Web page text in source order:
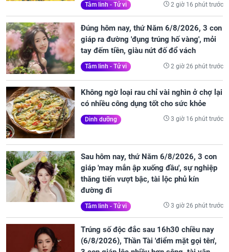
Tâm linh - Tử vi 2 giờ 16 phút trước
Đúng hôm nay, thứ Năm 6/8/2026, 3 con
giáp ra đường 'đụng trúng hố vàng', mỏi
tay đếm tiền, giàu nứt đố đổ vách
Tâm linh - Tử vi 2 giờ 26 phút trước
Không ngờ loại rau chỉ vài nghìn ở chợ lại
có nhiều công dụng tốt cho sức khỏe
Dinh dưỡng 3 giờ 16 phút trước
Sau hôm nay, thứ Năm 6/8/2026, 3 con
giáp 'may mắn ập xuống đầu', sự nghiệp
thăng tiến vượt bậc, tài lộc phủ kín
đường đi
Tâm linh - Tử vi 3 giờ 26 phút trước
Trúng số độc đắc sau 16h30 chiều nay
(6/8/2026), Thần Tài 'điểm mặt gọi tên',